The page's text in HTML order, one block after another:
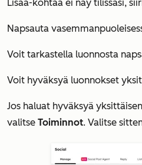
Lisää-kohtaa ei näy tilissäsi,
Napsauta
Voit tarkastella luonnosta
Voit hyväksyä luonnokset
Jos haluat hyväksyä
valitse Toiminnot. Valitse